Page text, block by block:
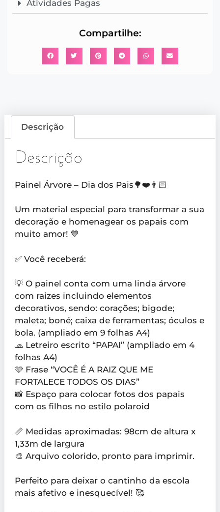
Atividades Pagas
Compartilhe:
Descrição
Descrição
Painel Árvore – Dia dos Pais🌳❤️👨🏻
Um material especial para transformar a sua
decoração e homenagear os papais com
muito amor! 💙
✅ Você receberá:
💡 O painel conta com uma linda árvore
com raizes incluindo elementos
decorativos, sendo: corações; bigode;
maleta; boné; caixa de ferramentas; óculos e
bola. (ampliado em 9 folhas A4)
🧢 Letreiro escrito “PAPAI” (ampliado em 4
folhas A4)
🩵 Frase “VOCÊ É A RAIZ QUE ME
FORTALECE TODOS OS DIAS”
📸 Espaço para colocar fotos dos papais
com os filhos no estilo polaroid
📏 Medidas aproximadas: 98cm de altura x
1,33m de largura
🎨 Arquivo colorido, pronto para imprimir.
Perfeito para deixar o cantinho da escola
mais afetivo e inesquecível! 🥰